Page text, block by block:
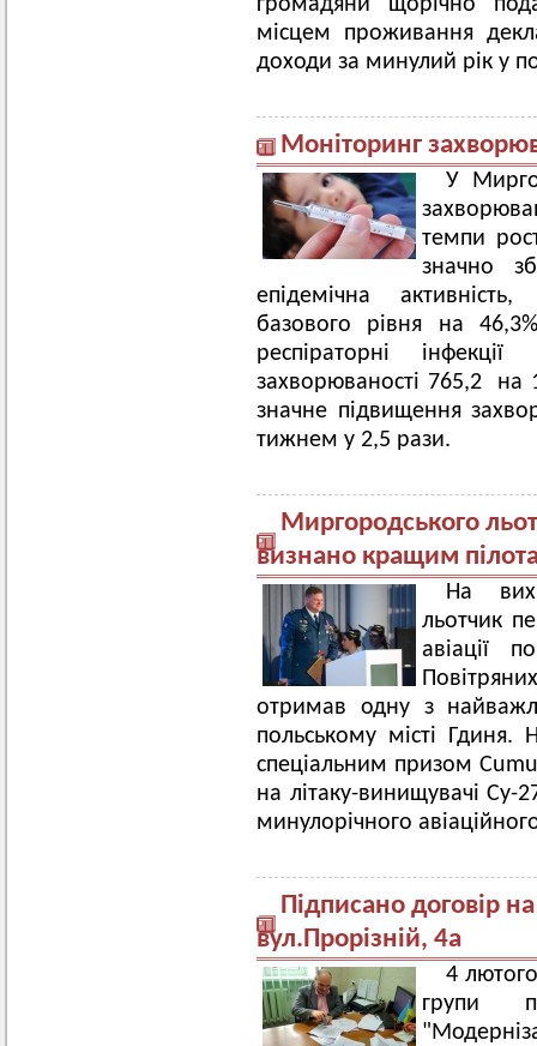
громадяни щорічно
місцем проживання
доходи за минулий рік у
Моніторинг
У
темпи
значно
епідемічна
базового рівня на
респіраторні
захворюваності 765,2 на
значне підвищення
тижнем у 2,5 рази.
Миргородського
визнано кращим
На
льотчик
авіації
отримав одну з
польському місті Гдиня.
спеціальним призом
на літаку-винищувачі Су-
минулорічного
Підписано договір
вул.Прорізній, 4а
4
групи